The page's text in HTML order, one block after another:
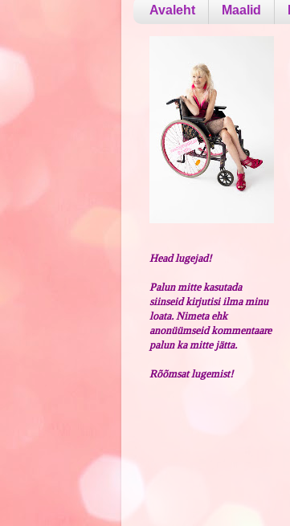
Avaleht Maalid
Head lugejad!
Palun mitte kasutada
siinseid kirjutisi ilma minu
loata. Nimeta ehk
anonüümseid kommentaare
palun ka mitte jätta.
Rõõmsat lugemist!